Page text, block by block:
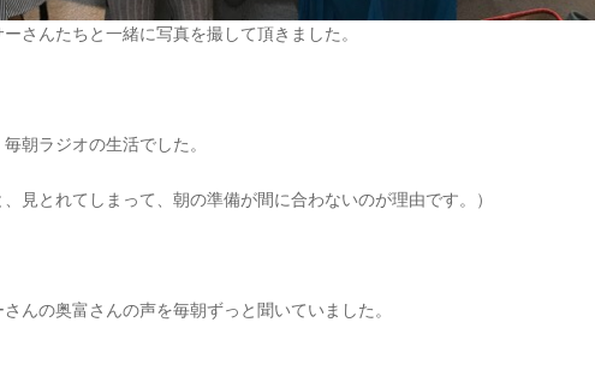
さんたちと一緒に写真を撮して頂きました。
朝ラジオの生活でした。
、見とれてしまって、朝の準備が間に合わないのが理由です。）
んの奥富さんの声を毎朝ずっと聞いていました。